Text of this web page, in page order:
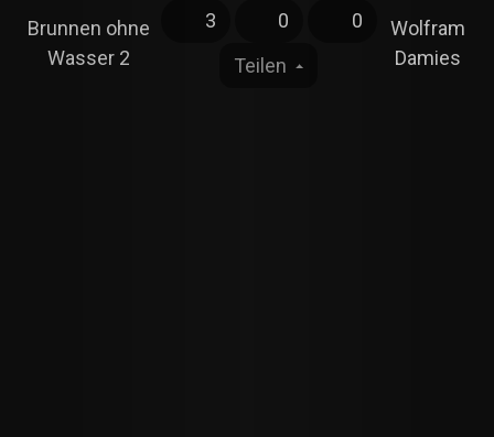
Brunnen ohne
Wasser 2
3 0
0
Teilen
Wolfram
Damies